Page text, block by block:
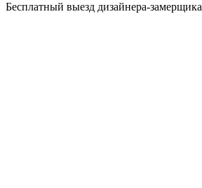
Бесплатный выезд дизайнера-